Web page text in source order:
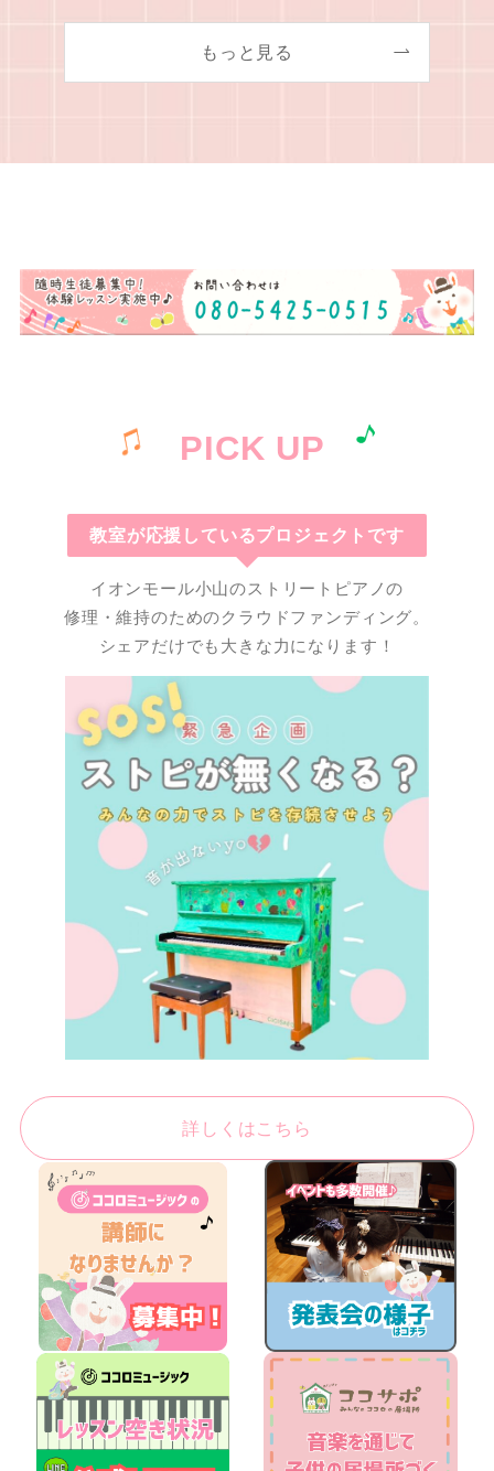
もっと見る
PICK UP
教室が応援しているプロジェクトです
イオンモール小山のストリートピアノの
修理・維持のためのクラウドファンディング。
シェアだけでも大きな力になります！
詳しくはこちら